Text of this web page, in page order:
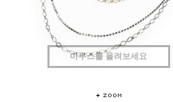
마우스를 올려보세요